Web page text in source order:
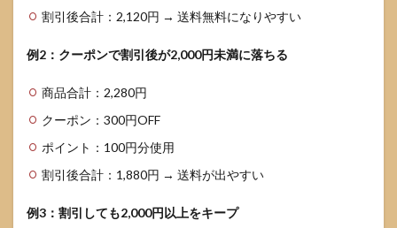
割引後合計：2,120円 → 送料無料になりやすい
例2：クーポンで割引後が2,000円未満に落ちる
商品合計：2,280円
クーポン：300円OFF
ポイント：100円分使用
割引後合計：1,880円 → 送料が出やすい
例3：割引しても2,000円以上をキープ